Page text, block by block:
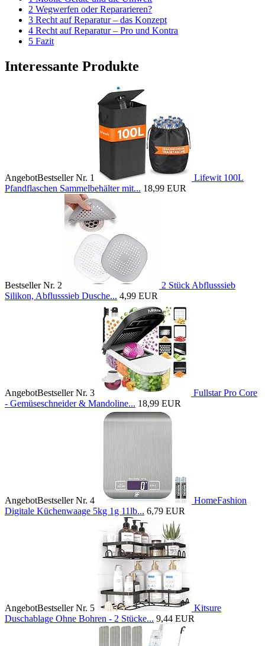
2 Wegwerfen oder Repararieren?
3 Recht auf Reparatur – das Konzept
4 Recht auf Reparatur – Pro und Kontra
5 Fazit
Interessante Produkte
AngebotBestseller Nr. 1
Lifewit 100L
Pfandflaschen Sammelbehälter mit... 18,99 EUR
Bestseller Nr. 2
2 Stück Abflusssieb
Silikon, Abflusssieb Dusche... 4,99 EUR
AngebotBestseller Nr. 3
Fullstar Pro Core
- Gemüseschneider & Mandoline... 18,99 EUR
AngebotBestseller Nr. 4
HomeFashion
Digitale Küchenwaage 5kg 1g 11lb... 6,79 EUR
AngebotBestseller Nr. 5
Kitsure
Duschablage Ohne Bohren - 2 Stücke... 9,44 EUR